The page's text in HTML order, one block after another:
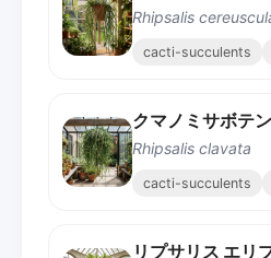
Rhipsalis
cacti-succulents
クマノミサボテ
Rhipsalis clavata
cacti-succulents
リプサリス エリ